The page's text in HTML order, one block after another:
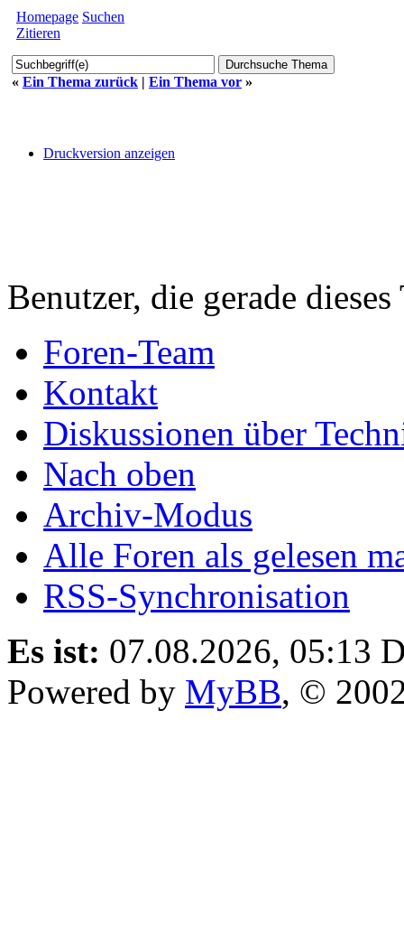
Homepage Suchen
Zitieren
« Ein Thema zurück | Ein Thema vor »
Druckversion anzeigen
Benutzer, die gerade
Foren-Team
Kontakt
Diskussionen über
Nach oben
Archiv-Modus
Alle Foren als gelesen
RSS-Synchronisation
Es ist: 07.08.2026, 05:13
Powered by MyBB, ©